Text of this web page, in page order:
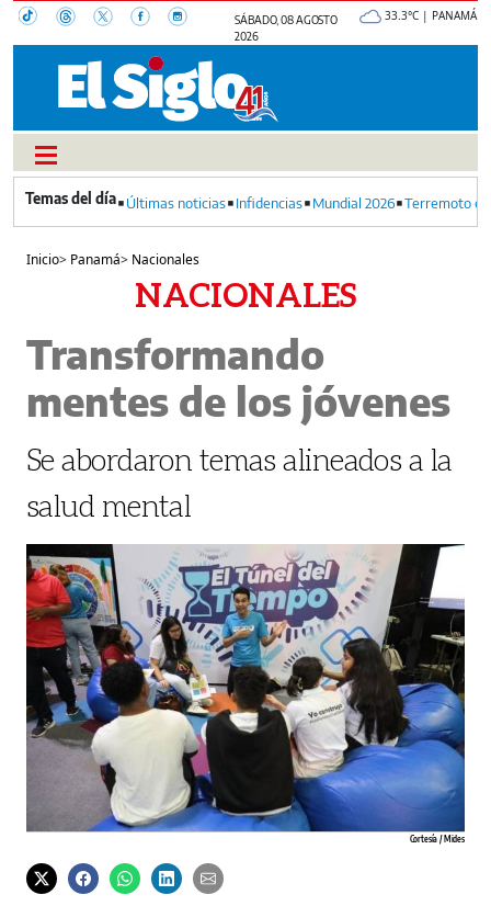
SÁBADO, 08 AGOSTO
2026
33.3°C | PANAMÁ
Últimas noticias Infidencias Mundial 2026 Terremoto
Inicio> Panamá> Nacionales
NACIONALES
Transformando
mentes de los jóvenes
Se abordaron temas alineados a la
salud mental
Cortesía / Mides